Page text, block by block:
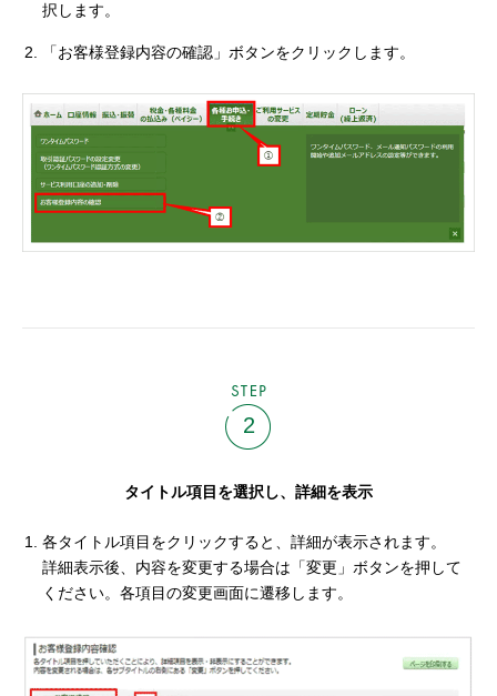
択します。
「お客様登録内容の確認」ボタンをクリックします。
2
タイトル項目を選択し、詳細を表示
各タイトル項目をクリックすると、詳細が表示されます。
詳細表示後、内容を変更する場合は「変更」ボタンを押して
ください。各項目の変更画面に遷移します。